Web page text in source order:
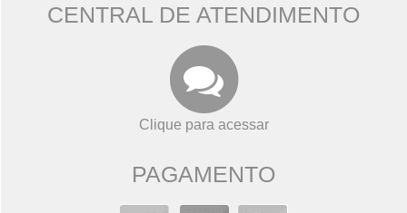
CENTRAL DE ATENDIMENTO
Clique para acessar
PAGAMENTO